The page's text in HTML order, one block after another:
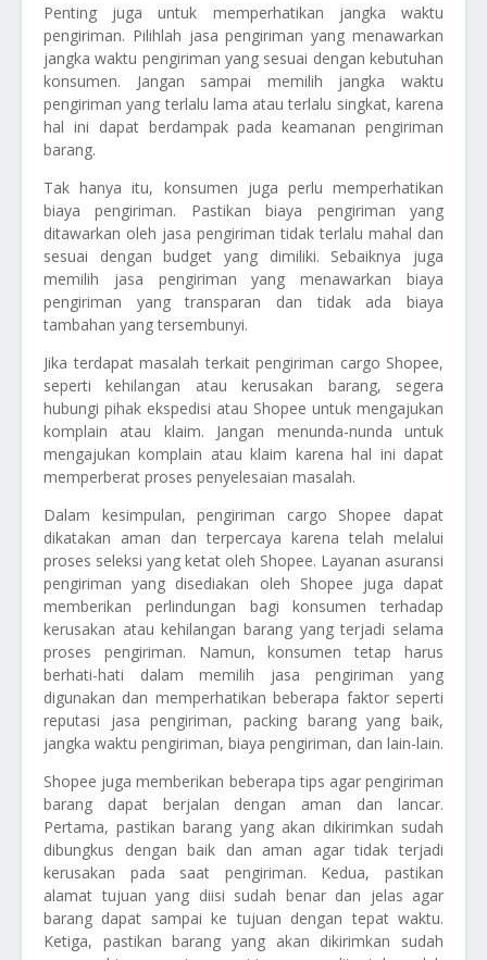
Penting juga untuk memperhatikan jangka waktu
pengiriman. Pilihlah jasa pengiriman yang menawarkan
jangka waktu pengiriman yang sesuai dengan kebutuhan
konsumen. Jangan sampai memilih jangka waktu
pengiriman yang terlalu lama atau terlalu singkat, karena
hal ini dapat berdampak pada keamanan pengiriman
barang.
Tak hanya itu, konsumen juga perlu memperhatikan
biaya pengiriman. Pastikan biaya pengiriman yang
ditawarkan oleh jasa pengiriman tidak terlalu mahal dan
sesuai dengan budget yang dimiliki. Sebaiknya juga
memilih jasa pengiriman yang menawarkan biaya
pengiriman yang transparan dan tidak ada biaya
tambahan yang tersembunyi.
Jika terdapat masalah terkait pengiriman cargo Shopee,
seperti kehilangan atau kerusakan barang, segera
hubungi pihak ekspedisi atau Shopee untuk mengajukan
komplain atau klaim. Jangan menunda-nunda untuk
mengajukan komplain atau klaim karena hal ini dapat
memperberat proses penyelesaian masalah.
Dalam kesimpulan, pengiriman cargo Shopee dapat
dikatakan aman dan terpercaya karena telah melalui
proses seleksi yang ketat oleh Shopee. Layanan asuransi
pengiriman yang disediakan oleh Shopee juga dapat
memberikan perlindungan bagi konsumen terhadap
kerusakan atau kehilangan barang yang terjadi selama
proses pengiriman. Namun, konsumen tetap harus
berhati-hati dalam memilih jasa pengiriman yang
digunakan dan memperhatikan beberapa faktor seperti
reputasi jasa pengiriman, packing barang yang baik,
jangka waktu pengiriman, biaya pengiriman, dan lain-lain.
Shopee juga memberikan beberapa tips agar pengiriman
barang dapat berjalan dengan aman dan lancar.
Pertama, pastikan barang yang akan dikirimkan sudah
dibungkus dengan baik dan aman agar tidak terjadi
kerusakan pada saat pengiriman. Kedua, pastikan
alamat tujuan yang diisi sudah benar dan jelas agar
barang dapat sampai ke tujuan dengan tepat waktu.
Ketiga, pastikan barang yang akan dikirimkan sudah